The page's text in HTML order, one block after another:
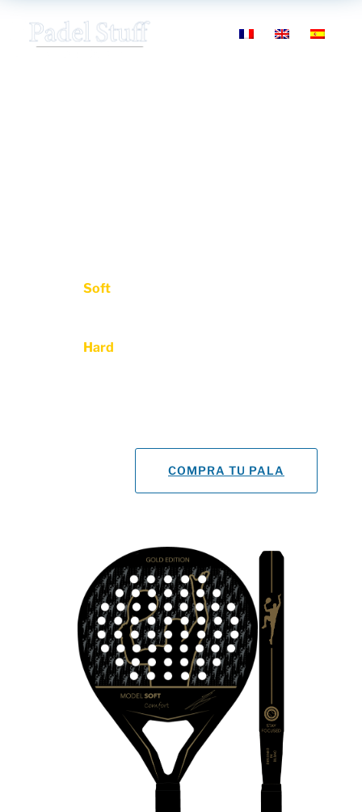
Soft: con goma EVA Soft, que aumenta el
Hard
COMPRA TU PALA